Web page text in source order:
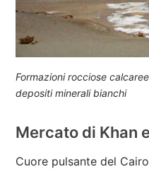
Formazioni rocciose
depositi minerali bianchi
Mercato di Khan
Cuore pulsante del